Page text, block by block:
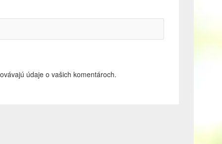
údaje o vašich komentároch.